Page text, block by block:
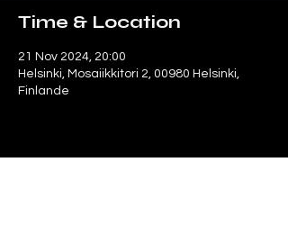
Time & Location
21 Nov 2024, 20:00
Helsinki, Mosaiikkitori 2, 00980 Helsinki,
Finlande